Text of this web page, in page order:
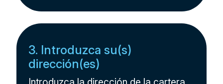
3. Introduzca su(s)
dirección(es)